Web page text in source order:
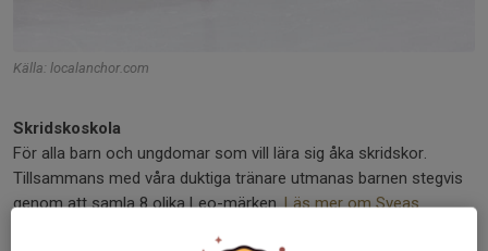
Källa: localanchor.com
Skridskoskola
För alla barn och ungdomar som vill lära sig åka skridskor.
Tillsammans med våra duktiga tränare utmanas barnen stegvis
genom att samla 8 olika Leo-märken.Läs mer om Sveas